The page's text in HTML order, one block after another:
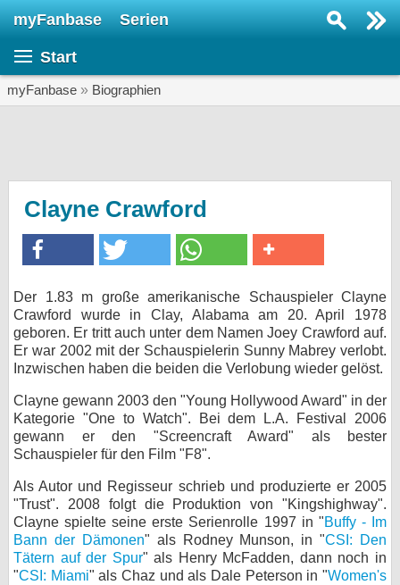
myFanbase Serien
Start
myFanbase » Biographien
Clayne Crawford
Der 1.83 m große amerikanische Schauspieler Clayne
Crawford wurde in Clay, Alabama am 20. April 1978
geboren. Er tritt auch unter dem Namen Joey Crawford auf.
Er war 2002 mit der Schauspielerin Sunny Mabrey verlobt.
Inzwischen haben die beiden die Verlobung wieder gelöst.
Clayne gewann 2003 den "Young Hollywood Award" in der
Kategorie "One to Watch". Bei dem L.A. Festival 2006
gewann er den "Screencraft Award" als bester
Schauspieler für den Film "F8".
Als Autor und Regisseur schrieb und produzierte er 2005
"Trust". 2008 folgt die Produktion von "Kingshighway".
Clayne spielte seine erste Serienrolle 1997 in "Buffy - Im
Bann der Dämonen" als Rodney Munson, in "CSI: Den
Tätern auf der Spur" als Henry McFadden, dann noch in
"CSI: Miami" als Chaz und als Dale Peterson in "Women's
Veranstaltungen
KULTUR
Specials
SERVICE
Gewinnspiele
bei X
bei Facebook
Kontakt
Nutzungsbedingungen